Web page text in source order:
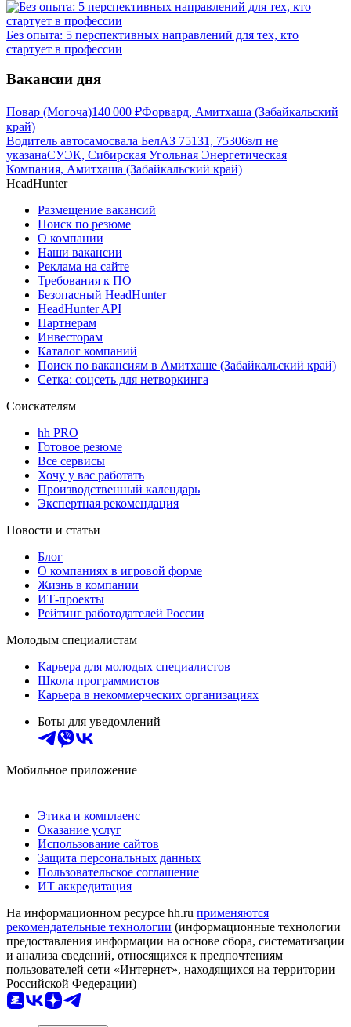
Без опыта: 5 перспективных направлений для тех, кто
стартует в профессии
Вакансии дня
Повар (Могоча)140 000 ₽Форвард, Амитхаша (Забайкальский
край)
Водитель автосамосвала БелАЗ 75131, 75306з/п не
указанаСУЭК, Сибирская Угольная Энергетическая
Компания, Амитхаша (Забайкальский край)
HeadHunter
Размещение вакансий
Поиск по резюме
О компании
Наши вакансии
Реклама на сайте
Требования к ПО
Безопасный HeadHunter
HeadHunter API
Партнерам
Инвесторам
Каталог компаний
Поиск по вакансиям в Амитхаше (Забайкальский край)
Сетка: соцсеть для нетворкинга
Соискателям
hh PRO
Готовое резюме
Все сервисы
Хочу у вас работать
Производственный календарь
Экспертная рекомендация
Новости и статьи
Блог
О компаниях в игровой форме
Жизнь в компании
ИТ-проекты
Рейтинг работодателей России
Молодым специалистам
Карьера для молодых специалистов
Школа программистов
Карьера в некоммерческих организациях
Боты для уведомлений
Мобильное приложение
Этика и комплаенс
Оказание услуг
Использование сайтов
Защита персональных данных
Пользовательское соглашение
ИТ аккредитация
На информационном ресурсе hh.ru применяются
рекомендательные технологии (информационные технологии
предоставления информации на основе сбора, систематизации
и анализа сведений, относящихся к предпочтениям
пользователей сети «Интернет», находящихся на территории
Российской Федерации)